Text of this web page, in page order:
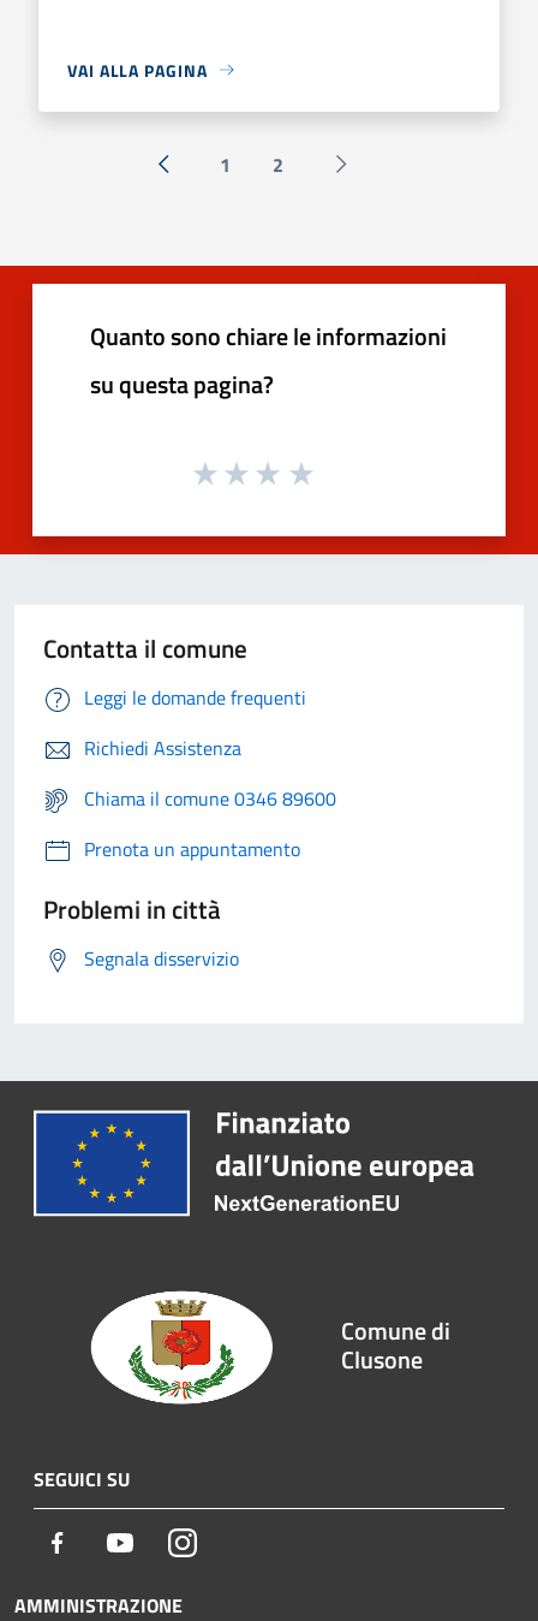
VAI ALLA PAGINA
« Precedente
1 2 Successiva »
Quanto sono chiare le informazioni
su questa pagina?
Contatta il comune
Leggi le domande frequenti
Richiedi Assistenza
Chiama il comune 0346 89600
Prenota un appuntamento
Problemi in città
Segnala disservizio
Comune di
Clusone
SEGUICI SU
Facebook YoutubeInstagram
AMMINISTRAZIONE